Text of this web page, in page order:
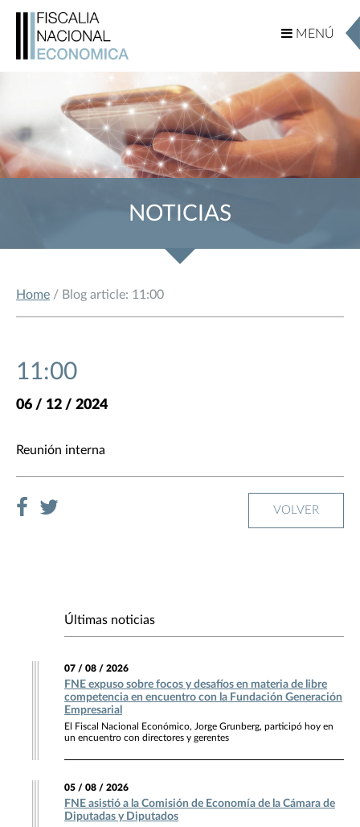
MENÚ
MENÚ
NOTICIAS
Home / Blog article: 11:00
11:00
06 / 12 / 2024
Reunión interna
VOLVER
Últimas noticias
07 / 08 / 2026
FNE expuso sobre focos y desafíos en materia de libre
competencia en encuentro con la Fundación Generación
Empresarial
El Fiscal Nacional Económico, Jorge Grunberg, participó hoy en
un encuentro con directores y gerentes
05 / 08 / 2026
FNE asistió a la Comisión de Economía de la Cámara de
Diputadas y Diputados